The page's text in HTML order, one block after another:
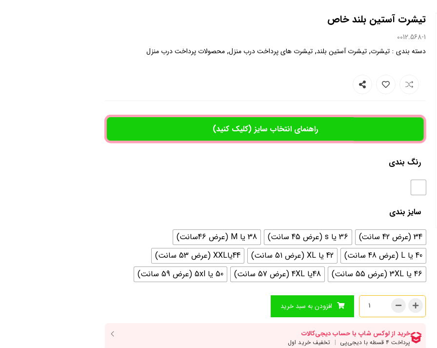
تیشرت آستین بلند خاص
0012.568-1
دسته بندی : تیشرت, تیشرت آستین بلند, تیشرت های پرداخت درب منزل, محصولات پرداخت درب منزل
راهنمای انتخاب سایز (کلیک کنید)
رنگ بندی
سایز بندی
34 (عرض 42 سانت) 36 یا s (عرض 45 سانت)
38 یا M (عرض 46سانت)
40 یا L (عرض 48 سانت)
42 یا XL (عرض 51 سانت)
44یاXXL (عرض 53 سانت)
46 یا 3XL (عرض 55 سانت)
48یا 4XL (عرض 57 سانت) 50 یا 5xl (عرض 59 سانت)
افزودن به سبد خرید